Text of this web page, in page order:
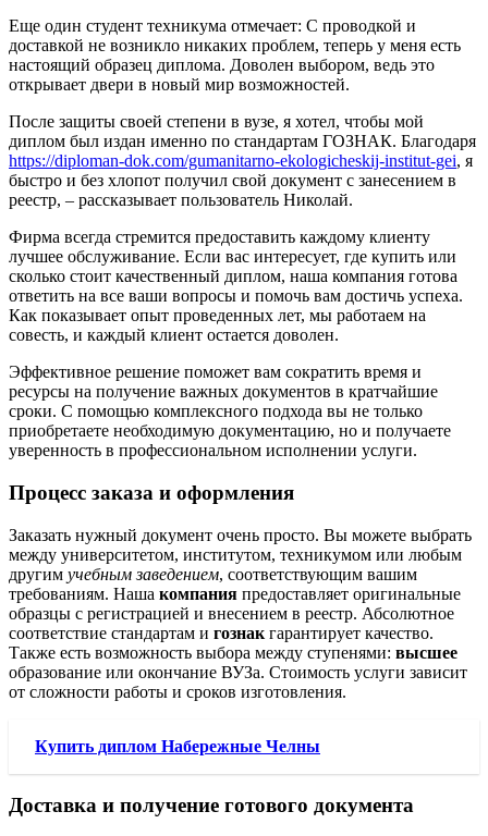
Еще один студент техникума отмечает: С проводкой и
доставкой не возникло никаких проблем, теперь у меня есть
настоящий образец диплома. Доволен выбором, ведь это
открывает двери в новый мир возможностей.
После защиты своей степени в вузе, я хотел, чтобы мой
диплом был издан именно по стандартам ГОЗНАК. Благодаря
https://diploman-dok.com/gumanitarno-ekologicheskij-institut-gei, я
быстро и без хлопот получил свой документ с занесением в
реестр, – рассказывает пользователь Николай.
Фирма всегда стремится предоставить каждому клиенту
лучшее обслуживание. Если вас интересует, где купить или
сколько стоит качественный диплом, наша компания готова
ответить на все ваши вопросы и помочь вам достичь успеха.
Как показывает опыт проведенных лет, мы работаем на
совесть, и каждый клиент остается доволен.
Эффективное решение поможет вам сократить время и
ресурсы на получение важных документов в кратчайшие
сроки. С помощью комплексного подхода вы не только
приобретаете необходимую документацию, но и получаете
уверенность в профессиональном исполнении услуги.
Процесс заказа и оформления
Заказать нужный документ очень просто. Вы можете выбрать
между университетом, институтом, техникумом или любым
другим учебным заведением, соответствующим вашим
требованиям. Наша компания предоставляет оригинальные
образцы с регистрацией и внесением в реестр. Абсолютное
соответствие стандартам и гознак гарантирует качество.
Также есть возможность выбора между ступенями: высшее
образование или окончание ВУЗа. Стоимость услуги зависит
от сложности работы и сроков изготовления.
Купить диплом Набережные Челны
Доставка и получение готового документа